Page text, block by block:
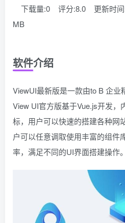
下载量:0 评分:8.0 更新时
MB
软件介绍
ViewUI最新版是一款由to B 企业
View UI官方版基于Vue.js开发，
标，用户可以快速的搭建各种网
户可以任意调取使用丰富的组件
率，满足不同的UI界面搭建操作。